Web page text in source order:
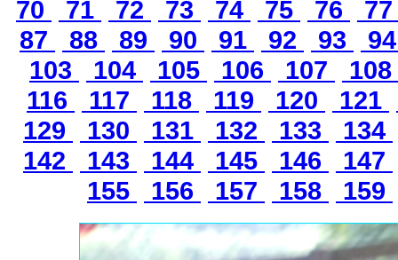
70
71 72 73 74 75 76
87
88 89 90 91 92 93
103
104 105 106 107
108
116
117 118 119 120 121
129
130 131 132 133
134
142
143 144 145 146
147
155
156 157 158 159